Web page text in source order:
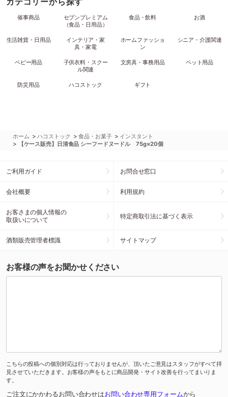
催事商品
セブンプレミアム
（食品・日用品）
食品・飲料 お酒
生活雑貨・日用品
インテリア・家
具・家電
ホームファッショ
ン
シニア・介護関連
ベビー用品
子供衣料・スクー
ル関連
文房具・事務用品 ペット用品
防災用品 ハコストック ギフト
ホーム >ハコストック >食品・お菓子 > インスタント
> 【ケース販売】日清食品 シーフードヌードル 75g×20個
ご利用ガイド お問合せ窓口
会社概要 利用規約
お客さまの個人情報の
取扱いについて
特定商取引法に基づく表示
酒類販売管理者標識 サイトマップ
お客様の声をお聞かせください
こちらの投稿への個別対応は行っておりませんが、頂いたご意見はスタッフがすべて拝
見させていただきます。お客様の声をもとに商品開発・サイト改善を行ってまいりま
す。
ご注文にかかわるお問い合わせはお問い合わせ専用フォームから